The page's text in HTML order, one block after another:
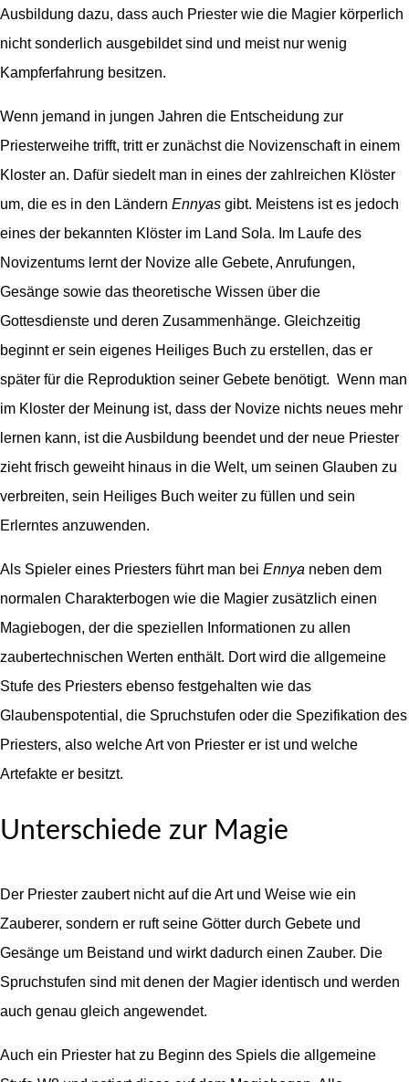
Ausbildung dazu, dass auch Priester wie die Magier körperlich
nicht sonderlich ausgebildet sind und meist nur wenig
Kampferfahrung besitzen.
Wenn jemand in jungen Jahren die Entscheidung zur
Priesterweihe trifft, tritt er zunächst die Novizenschaft in einem
Kloster an. Dafür siedelt man in eines der zahlreichen Klöster
um, die es in den Ländern Ennyas gibt. Meistens ist es jedoch
eines der bekannten Klöster im Land Sola. Im Laufe des
Novizentums lernt der Novize alle Gebete, Anrufungen,
Gesänge sowie das theoretische Wissen über die
Gottesdienste und deren Zusammenhänge. Gleichzeitig
beginnt er sein eigenes Heiliges Buch zu erstellen, das er
später für die Reproduktion seiner Gebete benötigt. Wenn man
im Kloster der Meinung ist, dass der Novize nichts neues mehr
lernen kann, ist die Ausbildung beendet und der neue Priester
zieht frisch geweiht hinaus in die Welt, um seinen Glauben zu
verbreiten, sein Heiliges Buch weiter zu füllen und sein
Erlerntes anzuwenden.
Als Spieler eines Priesters führt man bei Ennya neben dem
normalen Charakterbogen wie die Magier zusätzlich einen
Magiebogen, der die speziellen Informationen zu allen
zaubertechnischen Werten enthält. Dort wird die allgemeine
Stufe des Priesters ebenso festgehalten wie das
Glaubenspotential, die Spruchstufen oder die Spezifikation des
Priesters, also welche Art von Priester er ist und welche
Artefakte er besitzt.
Unterschiede zur Magie
Der Priester zaubert nicht auf die Art und Weise wie ein
Zauberer, sondern er ruft seine Götter durch Gebete und
Gesänge um Beistand und wirkt dadurch einen Zauber. Die
Spruchstufen sind mit denen der Magier identisch und werden
auch genau gleich angewendet.
Auch ein Priester hat zu Beginn des Spiels die allgemeine